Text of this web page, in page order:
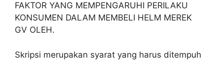
FAKTOR YANG MEMPENGARUHI PERILAKU
KONSUMEN DALAM MEMBELI HELM MEREK
GV OLEH.
Skripsi merupakan syarat yang harus ditempuh